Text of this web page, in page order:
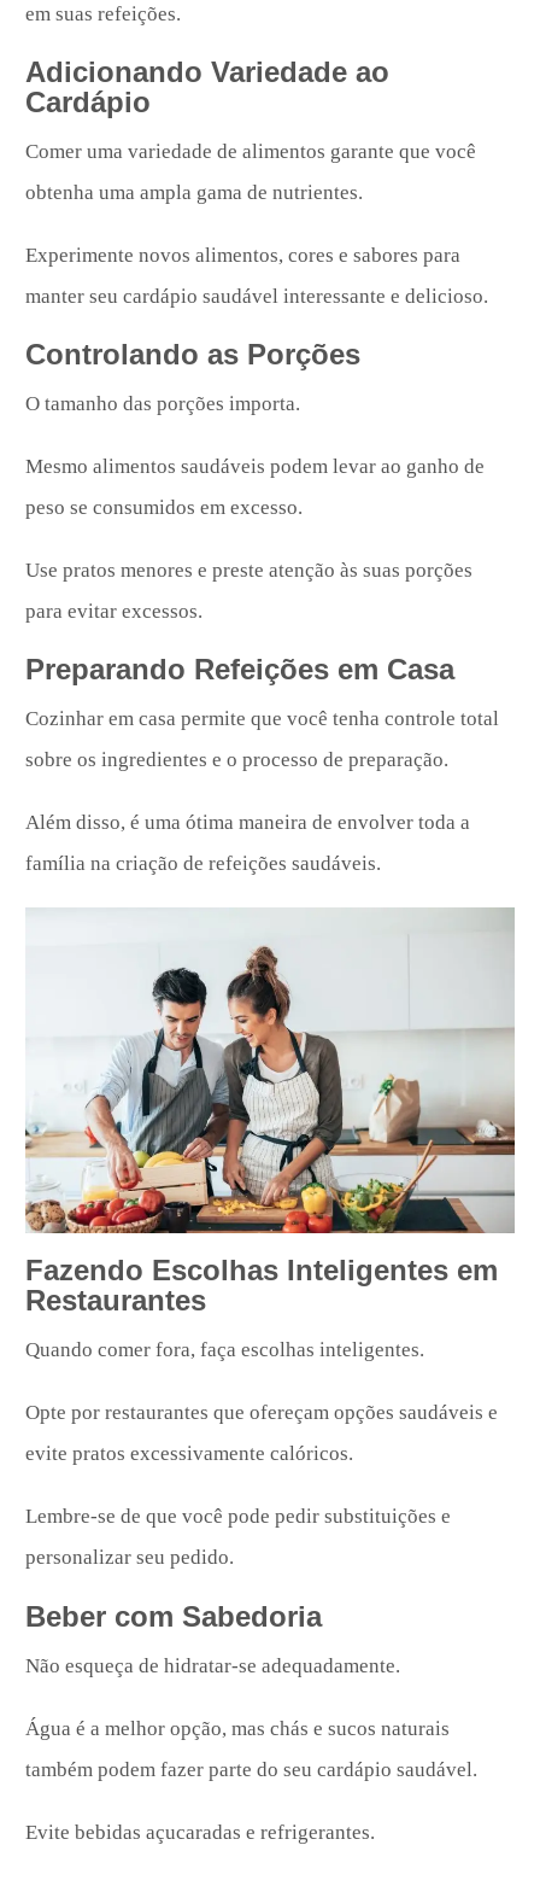
em suas refeições.
Adicionando Variedade ao
Cardápio
Comer uma variedade de alimentos garante que você
obtenha uma ampla gama de nutrientes.
Experimente novos alimentos, cores e sabores para
manter seu cardápio saudável interessante e delicioso.
Controlando as Porções
O tamanho das porções importa.
Mesmo alimentos saudáveis podem levar ao ganho de
peso se consumidos em excesso.
Use pratos menores e preste atenção às suas porções
para evitar excessos.
Preparando Refeições em Casa
Cozinhar em casa permite que você tenha controle total
sobre os ingredientes e o processo de preparação.
Além disso, é uma ótima maneira de envolver toda a
família na criação de refeições saudáveis.
Fazendo Escolhas Inteligentes em
Restaurantes
Quando comer fora, faça escolhas inteligentes.
Opte por restaurantes que ofereçam opções saudáveis e
evite pratos excessivamente calóricos.
Lembre-se de que você pode pedir substituições e
personalizar seu pedido.
Beber com Sabedoria
Não esqueça de hidratar-se adequadamente.
Água é a melhor opção, mas chás e sucos naturais
também podem fazer parte do seu cardápio saudável.
Evite bebidas açucaradas e refrigerantes.